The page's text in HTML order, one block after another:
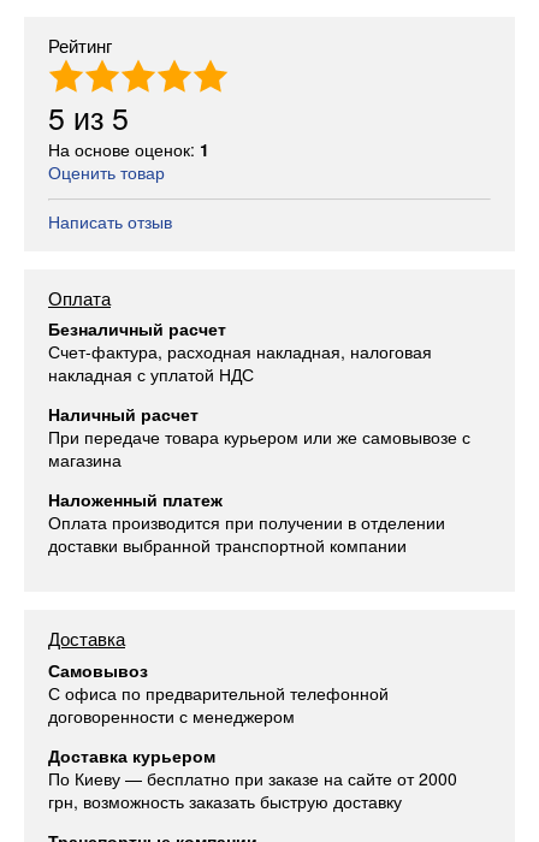
Рейтинг
5 из 5
На основе оценок: 1
Оценить товар
Написать отзыв
Оплата
Безналичный расчет
Счет-фактура, расходная накладная, налоговая
накладная с уплатой НДС
Наличный расчет
При передаче товара курьером или же самовывозе с
магазина
Наложенный платеж
Оплата производится при получении в отделении
доставки выбранной транспортной компании
Доставка
Самовывоз
С офиса по предварительной телефонной
договоренности с менеджером
Доставка курьером
По Киеву — бесплатно при заказе на сайте от 2000
грн, возможность заказать быструю доставку